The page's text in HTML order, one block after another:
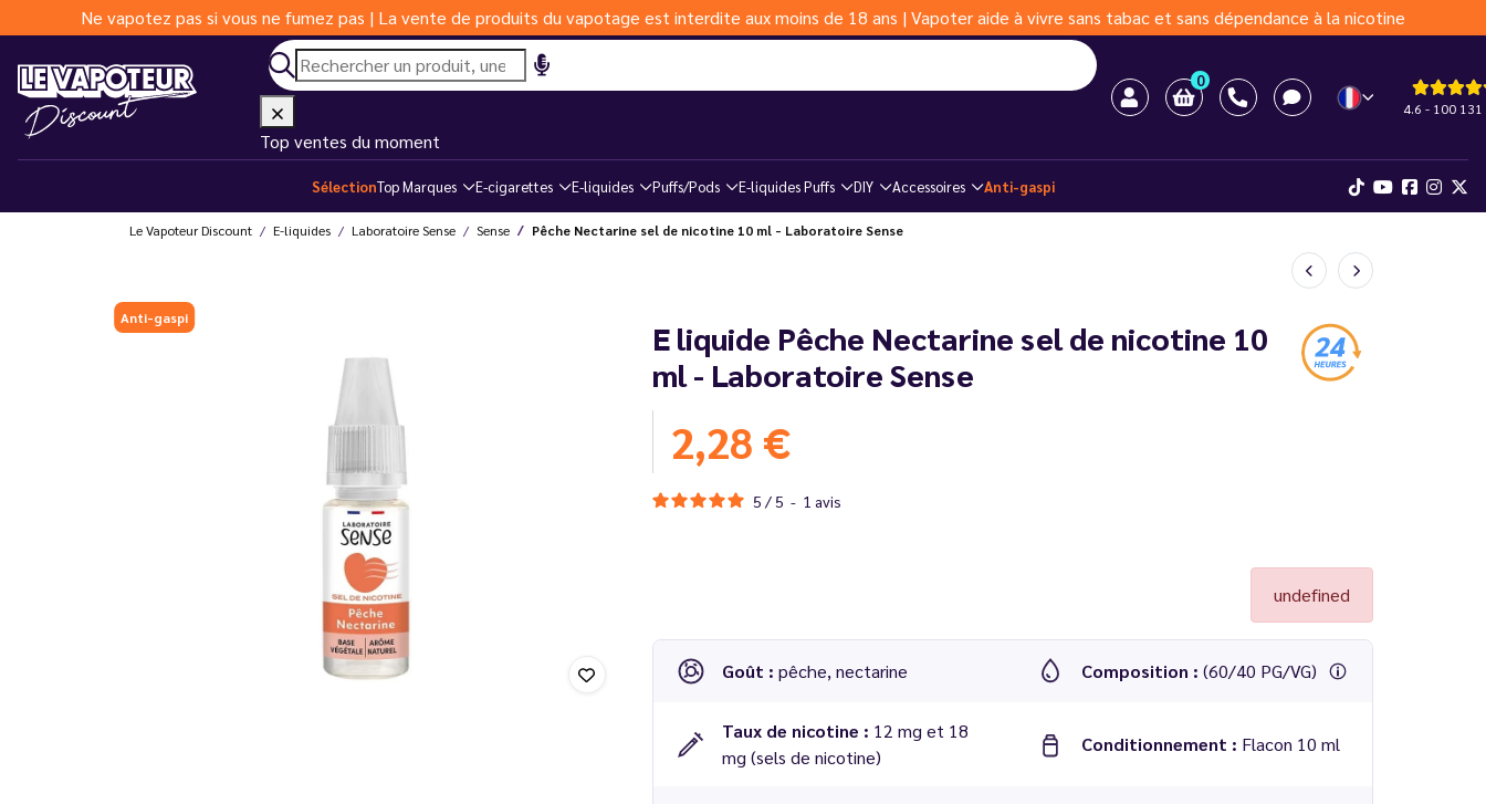
Ne vapotez pas si vous ne fumez pas | La vente de produits du vapotage est interdite aux moins de 18 ans | Vapoter aide à vivre sans tabac et sans dépendance à la nicotine
0
4.6 - 100 131
Top ventes du moment
SélectionTop Marques E-cigarettes E-liquides Puffs/Pods E-liquides Puffs DIY Accessoires Anti-gaspi
Le Vapoteur Discount E-liquides Laboratoire Sense Sense Pêche Nectarine sel de nicotine 10 ml - Laboratoire Sense
Anti-gaspi
E liquide Pêche Nectarine sel de nicotine 10
ml - Laboratoire Sense
2,28 €
5 / 5 - 1 avis
undefined
Goût : pêche, nectarine Composition : (60/40 PG/VG)
Taux de nicotine : 12 mg et 18
mg (sels de nicotine)
Conditionnement : Flacon 10 ml